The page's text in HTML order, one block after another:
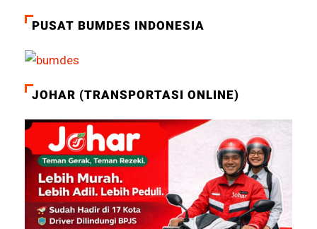
PUSAT BUMDES INDONESIA
JOHAR (TRANSPORTASI ONLINE)